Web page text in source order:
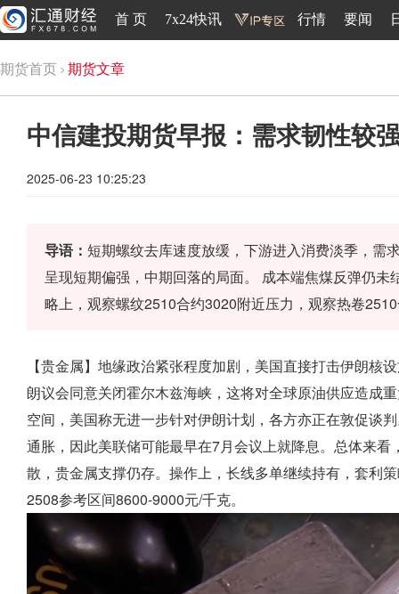
首 页 7x24快讯 行情 要闻
期货首页 期货文章
中信建投期货早报：需求韧性较
2025-06-23 10:25:23
导语： 短期螺纹去库速度放缓，下游进入消费淡季，需
呈现短期偏强，中期回落的局面。 成本端焦煤反弹仍
略上，观察螺纹2510合约3020附近压力，观察热卷
【贵金属】地缘政治紧张程度加剧，美国直接打击伊朗
朗议会同意关闭霍尔木兹海峡，这将对全球原油供应造成
空间，美国称无进一步针对伊朗计划，各方亦正在敦促谈
通胀，因此美联储可能最早在7月会议上就降息。总体来
散，贵金属支撑仍存。操作上，长线多单继续持有，套利
2508参考区间8600-9000元/千克。